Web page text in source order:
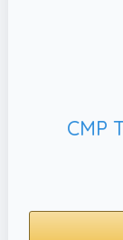
CMP